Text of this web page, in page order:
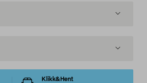
Klikk&Hent